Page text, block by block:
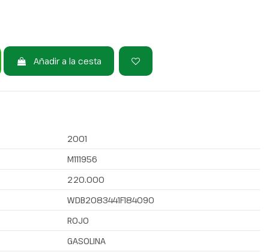
Añadir a la cesta
2001
M111956
220.000
WDB2083441F184090
ROJO
GASOLINA